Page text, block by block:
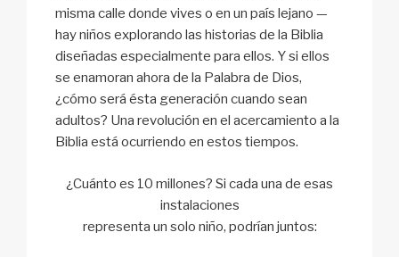
misma calle donde vives o en un país lejano —
hay niños explorando las historias de la Biblia
diseñadas especialmente para ellos. Y si ellos
se enamoran ahora de la Palabra de Dios,
¿cómo será ésta generación cuando sean
adultos? Una revolución en el acercamiento a la
Biblia está ocurriendo en estos tiempos.
¿Cuánto es 10 millones? Si cada una de esas
instalaciones
representa un solo niño, podrían juntos: